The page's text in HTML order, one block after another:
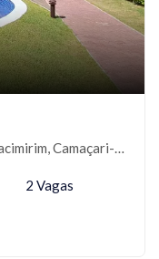
Camaçari-BA
2 Vagas